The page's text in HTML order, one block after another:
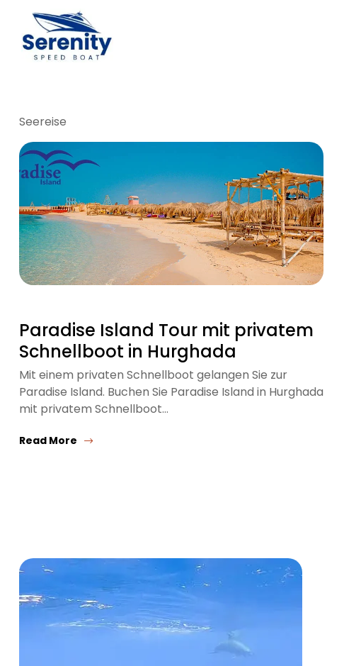
Seereise
Paradise Island Tour mit privatem
Schnellboot in Hurghada
Mit einem privaten Schnellboot gelangen Sie zur
Paradise Island. Buchen Sie Paradise Island in Hurghada
mit privatem Schnellboot…
Read More